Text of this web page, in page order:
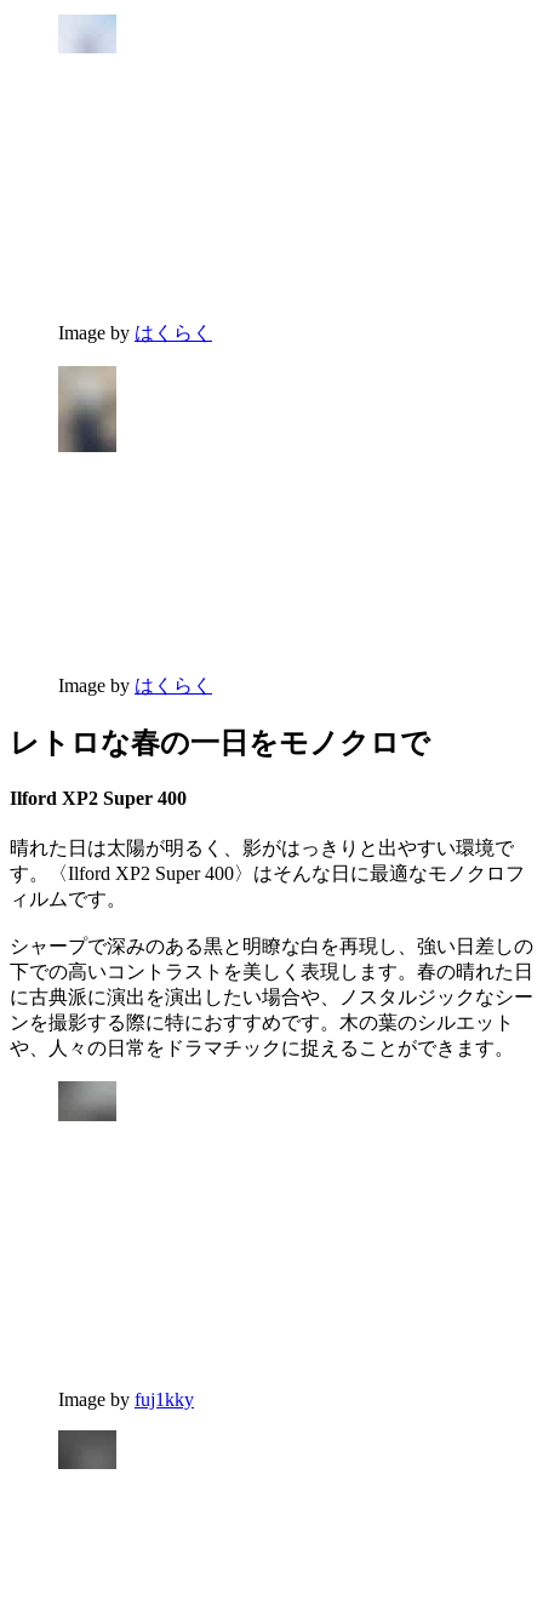
Image by はくらく
Image by はくらく
レトロな春の一日をモノクロで
Ilford XP2 Super 400
晴れた日は太陽が明るく、影がはっきりと出やすい環境で
す。〈Ilford XP2 Super 400〉はそんな日に最適なモノクロフ
ィルムです。
シャープで深みのある黒と明瞭な白を再現し、強い日差しの
下での高いコントラストを美しく表現します。春の晴れた日
に古典派に演出を演出したい場合や、ノスタルジックなシー
ンを撮影する際に特におすすめです。木の葉のシルエット
や、人々の日常をドラマチックに捉えることができます。
Image by fuj1kky